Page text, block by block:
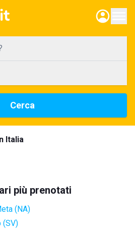
Cerca
Italia
più prenotati
(NA)
(SV)